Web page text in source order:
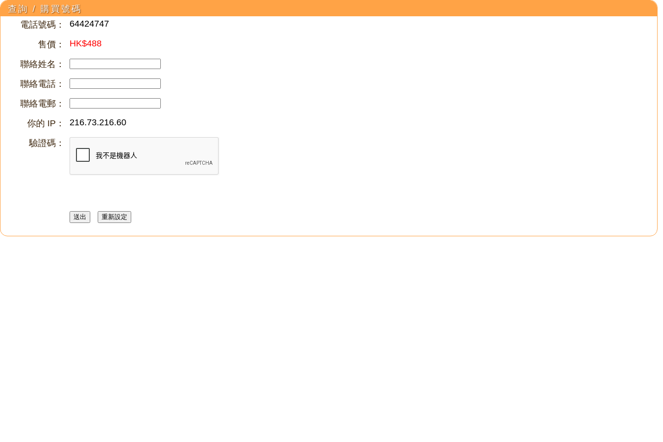
查詢 / 購買號碼
電話號碼：
64424747
售價： HK$488
聯絡姓名：
聯絡電話：
聯絡電郵：
你的 IP：
216.73.216.60
驗證碼：